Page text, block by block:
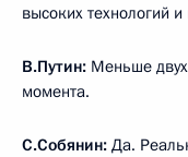
высоких технологий
В.Путин: Меньше двух
момента.
С.Собянин: Да.